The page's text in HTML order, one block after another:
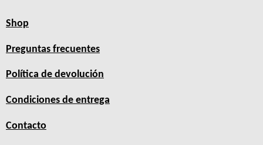
Shop
Preguntas frecuentes
Política de devolución
Condiciones de entrega
Contacto